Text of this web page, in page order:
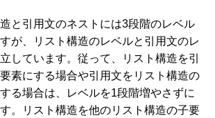
と引用文のネストには3段階のレベル
が、リスト構造のレベルと引用文のレ
しています。従って、リスト構造を引
素にする場合や引用文をリスト構造の
る場合は、レベルを1段階増やさずに
。リスト構造を他のリスト構造の子要